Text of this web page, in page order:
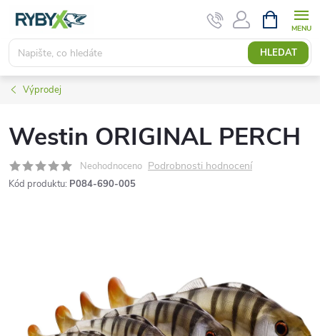
obsah
HLEDAT
NÁKUPNÍ
KOŠÍK
Výprodej
Westin ORIGINAL PERCH
Neohodnoceno Podrobnosti hodnocení
Kód produktu: P084-690-005